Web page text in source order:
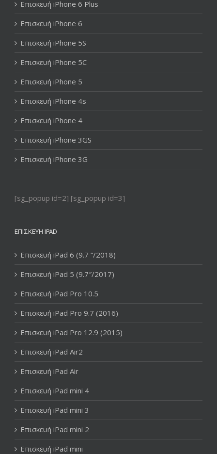
Επισκευή iPhone 6 Plus
Επισκευή iPhone 6
Επισκευή iPhone 5S
Επισκευή iPhone 5C
Επισκευή iPhone 5
Επισκευή iPhone 4s
Επισκευή iPhone 4
Επισκευή iPhone 3GS
Επισκευή iPhone 3G
[sg_popup id=2] [sg_popup id=3]
ΕΠΙΣΚΕΥΉ IPAD
Επισκευή iPad 6 (9.7 “/2018)
Επισκευή iPad 5 (9.7″/2017)
Επισκευή iPad Pro 10.5
Επισκευή iPad Pro 9.7 (2016)
Επισκευή iPad Pro 12.9 (2015)
Επισκευή iPad Air2
Επισκευή iPad Air
Επισκευή iPad mini 4
Επισκευή iPad mini 3
Επισκευή iPad mini 2
Επισκευή iPad mini